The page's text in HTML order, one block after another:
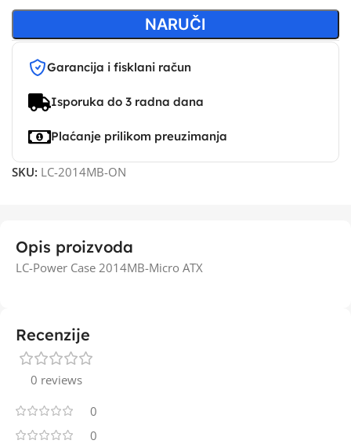
NARUČI
Garancija i fisklani račun
Isporuka do 3 radna dana
Plaćanje prilikom preuzimanja
SKU: LC-2014MB-ON
Opis proizvoda
LC-Power Case 2014MB-Micro ATX
Recenzije
0 reviews
0
0